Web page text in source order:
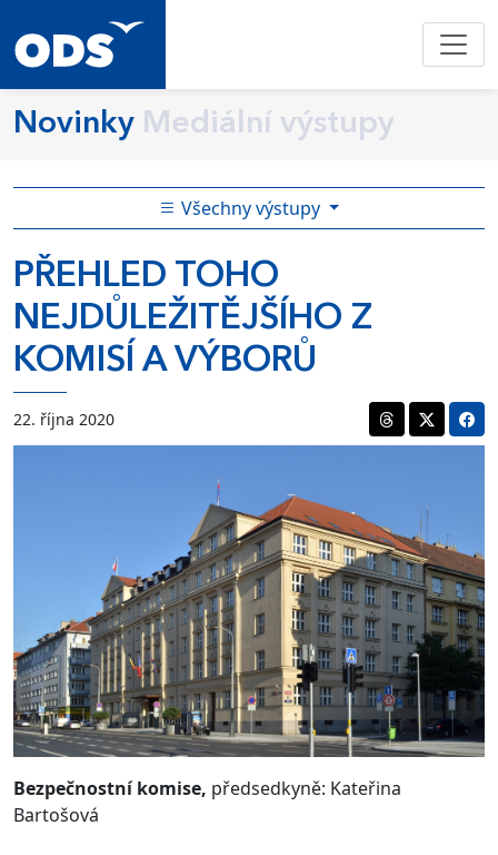
Novinky Mediální výstupy
Všechny výstupy
PŘEHLED TOHO
NEJDŮLEŽITĚJŠÍHO Z
KOMISÍ A VÝBORŮ
22. října 2020
Bezpečnostní komise, předsedkyně: Kateřina
Bartošová